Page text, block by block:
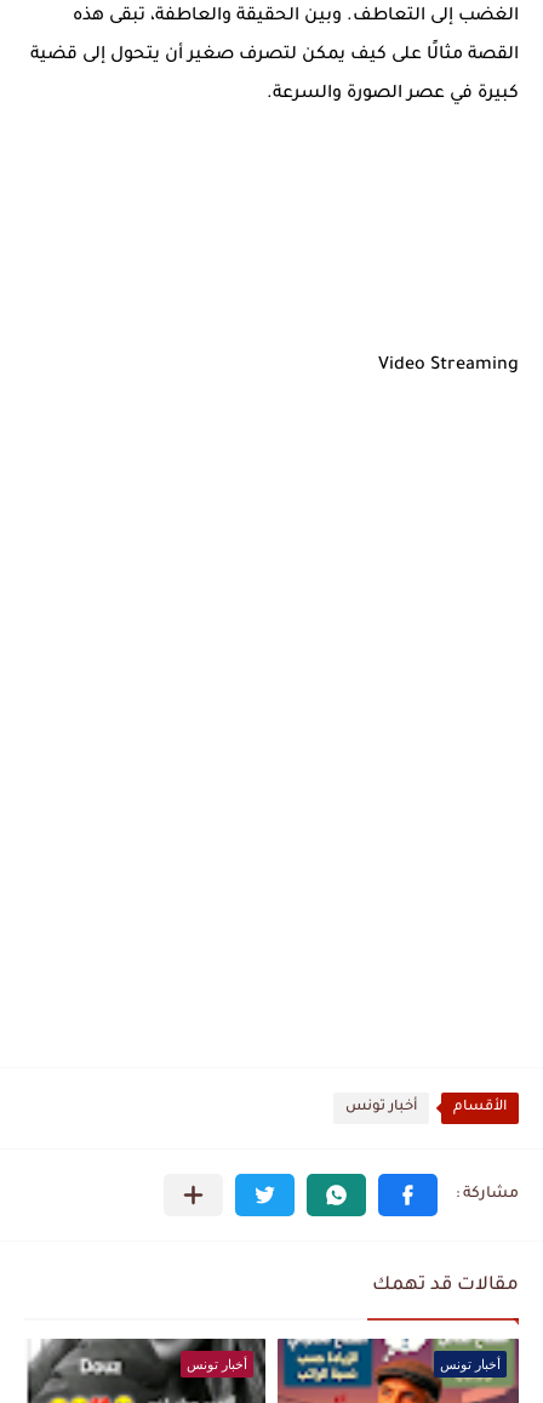
الغضب إلى التعاطف. وبين الحقيقة والعاطفة، تبقى هذه
القصة مثالًا على كيف يمكن لتصرف صغير أن يتحول إلى قضية
كبيرة في عصر الصورة والسرعة.
Video Streaming
الأقسام أخبار تونس
مقالات قد تهمك
أخبار تونس أخبار تونس